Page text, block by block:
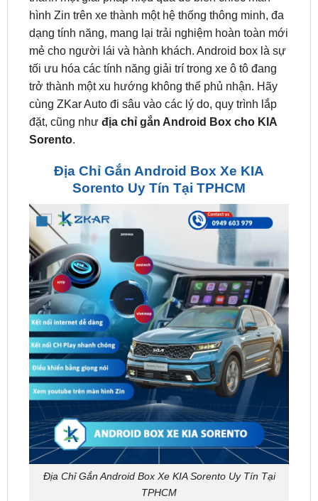
mẻ cho người lái và hành khách. Android box là sự
tối ưu hóa các tính năng giải trí trong xe ô tô đang
trở thành một xu hướng không thể phủ nhận. Hãy
cùng ZKar Auto đi sâu vào các lý do, quy trình lắp
đặt, cũng nhưđịa chỉ gắn Android Box cho KIA
Sorento.
Địa Chỉ Gắn Android Box Xe KIA
Địa Chỉ Gắn Android Box Xe KIA Sorento Uy Tín Tại